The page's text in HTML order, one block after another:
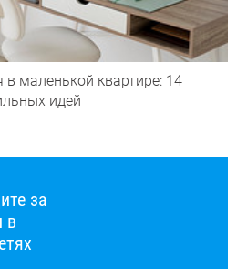
в маленькой квартире: 14
идей
за
в